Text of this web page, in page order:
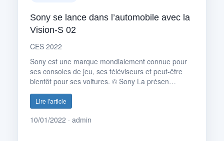
Sony se lance dans l’automobile avec la
Vision-S 02
CES 2022
Sony est une marque mondialement connue pour
ses consoles de jeu, ses téléviseurs et peut-être
bientôt pour ses voitures. © Sony La présen…
Lire l'article
10/01/2022 · admin